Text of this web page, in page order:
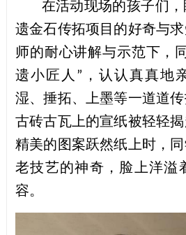
在活动现场的孩子们 ，
遗金石传拓项目的好奇与
师的耐心讲解与示范下，
遗小匠人 ” ， 认认真真地
湿、捶拓、上墨等一道道
古砖古瓦上的宣纸被轻轻
精美的图案跃然纸上时，
老技艺的神奇，脸上洋溢
容。